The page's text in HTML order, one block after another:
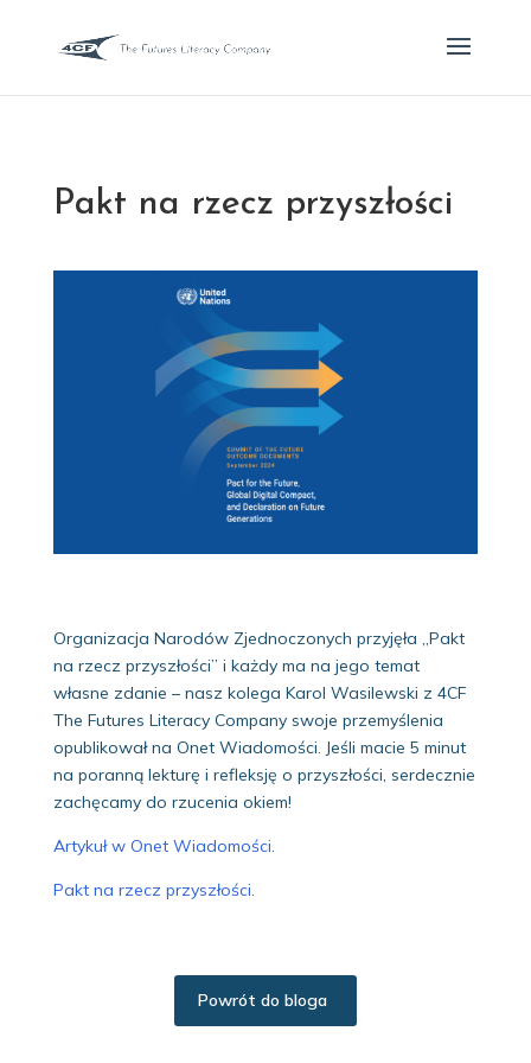
Pakt na rzecz przyszłości
Organizacja Narodów Zjednoczonych przyjęła „Pakt
na rzecz przyszłości” i każdy ma na jego temat
własne zdanie – nasz kolega Karol Wasilewski z 4CF
The Futures Literacy Company swoje przemyślenia
opublikował na Onet Wiadomości. Jeśli macie 5 minut
na poranną lekturę i refleksję o przyszłości, serdecznie
zachęcamy do rzucenia okiem!
Artykuł w Onet Wiadomości.
Pakt na rzecz przyszłości.
Powrót do bloga